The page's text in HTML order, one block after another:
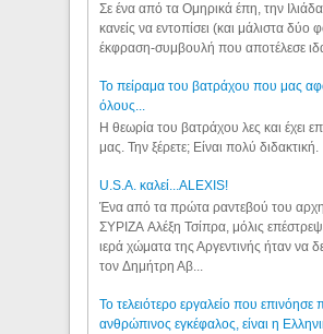
Σε ένα από τα Ομηρικά έπη, την
κανείς να εντοπίσει (και μάλιστα δύο
έκφραση-συμβουλή που αποτέλεσε
Το πείραμα του βατράχου που μας
όλους...
Η θεωρία του βατράχου λες και έχει
μας. Την ξέρετε; Είναι πολύ διδακτική.
U.S.A. καλεί...ALEXIS!
Ένα από τα πρώτα ραντεβού του
ΣΥΡΙΖΑ Αλέξη Τσίπρα, μόλις
ιερά χώματα της Αργεντινής ήταν να
τον Δημήτρη Αβ...
Το τελειότερο εργαλείο που επινόησε
ανθρώπινος εγκέφαλος, είναι η